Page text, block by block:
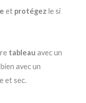
et protégez le si
tableau avec un
avec un
et sec.